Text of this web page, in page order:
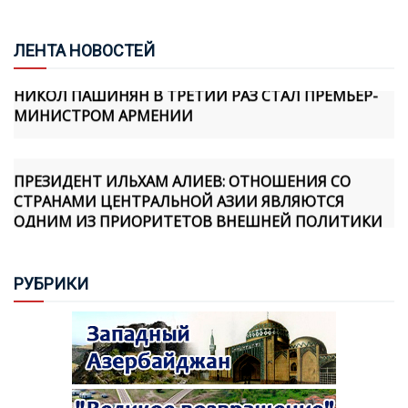
ЛЕНТА НОВОСТЕЙ
НИКОЛ ПАШИНЯН В ТРЕТИЙ РАЗ СТАЛ ПРЕМЬЕР-
МИНИСТРОМ АРМЕНИИ
СТРАНАМИ ЦЕНТРАЛЬНОЙ АЗИИ ЯВЛЯЮТСЯ
ОДНИМ ИЗ ПРИОРИТЕТОВ ВНЕШНЕЙ ПОЛИТИКИ
АЗЕРБАЙДЖАНА
ПЕРВОЕ СУДЕБНОЕ ЗАСЕДАНИЕ ПО ДЕЛУ ПРОТИВ
КАТОЛИКОСА ВСЕХ АРМЯН ГАРЕГИНА II СОСТОИТСЯ
7 АВГУСТА
ПАШИНЯН: РЕШЕНИЕ ОТНОСИТЕЛЬНО
РУБРИКИ